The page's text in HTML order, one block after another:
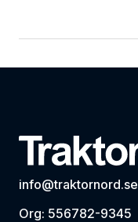
info@traktornord.se
Org: 556782-9345